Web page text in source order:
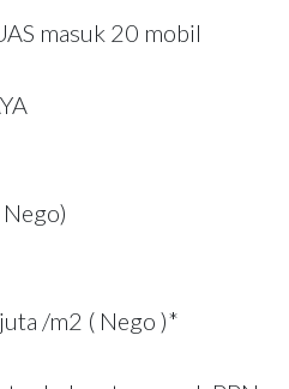
masuk 20 mobil
/m2 ( Nego )*